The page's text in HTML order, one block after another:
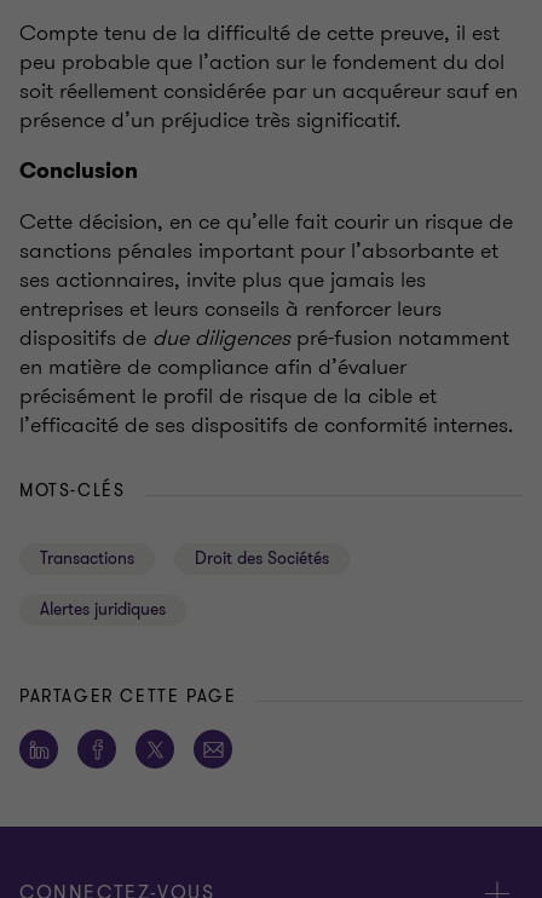
Compte tenu de la difficulté de cette preuve, il est
peu probable que l’action sur le fondement du dol
soit réellement considérée par un acquéreur sauf en
présence d’un préjudice très significatif.
Conclusion
Cette décision, en ce qu’elle fait courir un risque de
sanctions pénales important pour l’absorbante et
ses actionnaires, invite plus que jamais les
entreprises et leurs conseils à renforcer leurs
dispositifs de due diligencespré-fusion notamment
en matière de compliance afin d’évaluer
précisément le profil de risque de la cible et
l’efficacité de ses dispositifs de conformité internes.
MOTS-CLÉS
Transactions Droit des Sociétés
Alertes juridiques
PARTAGER CETTE PAGE